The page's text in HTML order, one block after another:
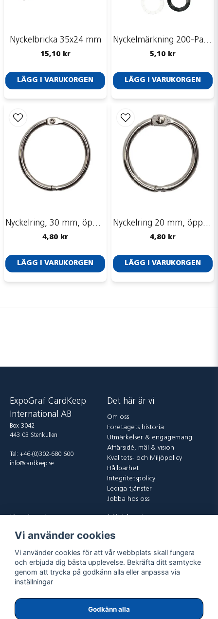
Nyckelbricka 35x24 mm
15,10 kr
LÄGG I VARUKORGEN
Nyckelmärkning 200-Pack, Rund
5,10 kr
LÄGG I VARUKORGEN
Nyckelring, 30 mm, öppningsbar
4,80 kr
LÄGG I VARUKORGEN
Nyckelring 20 mm, öppningsbar
4,80 kr
LÄGG I VARUKORGEN
ExpoGraf CardKeep
International AB
Box 3042
443 03 Stenkullen
Tel: +46-(0)302-680 600
info@cardkeep.se
Det här är vi
Om oss
Företagets historia
Utmärkelser & engagemang
Affärsidé, mål & vision
Kvalitets- och Miljöpolicy
Hållbarhet
Integritetspolicy
Lediga tjänster
Jobba hos oss
Kontakta oss
Vanliga frågor
Returer
Logga in
Glömt lösenord?
Vi använder cookies
Vi använder cookies för att vår webbplats skall fungera
och erbjuda dig bästa upplevelse. Bekräfta ditt samtycke
genom att trycka på godkänn alla eller anpassa via
inställningar
Godkänn alla